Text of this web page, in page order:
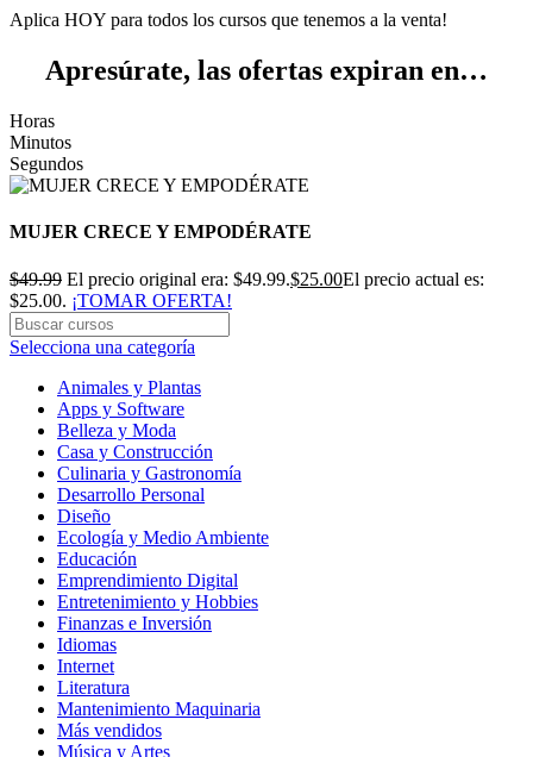
Aplica HOY para todos los cursos que tenemos a la venta!
Apresúrate, las ofertas expiran en…
Horas
Minutos
Segundos
MUJER CRECE Y EMPODÉRATE
$49.99 El precio original era: $49.99.$25.00El precio actual es:
$25.00. ¡TOMAR OFERTA!
Selecciona una categoría
Animales y Plantas
Apps y Software
Belleza y Moda
Casa y Construcción
Culinaria y Gastronomía
Desarrollo Personal
Diseño
Ecología y Medio Ambiente
Educación
Emprendimiento Digital
Entretenimiento y Hobbies
Finanzas e Inversión
Idiomas
Internet
Literatura
Mantenimiento Maquinaria
Más vendidos
Música y Artes